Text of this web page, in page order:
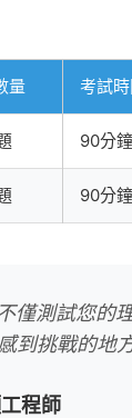
量 考試
90分鐘
90分鐘
僅測試您的
到挑戰的地
程師